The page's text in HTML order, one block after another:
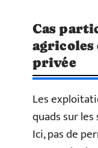
Cas
privée
Les
quads sur
Ici, pas de